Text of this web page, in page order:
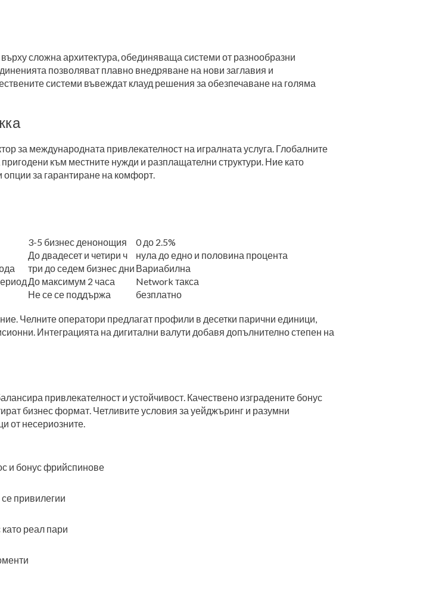
сложна архитектура, обединяваща системи от разнообразни
позволяват плавно внедряване на нови заглавия и
системи въвеждат клауд решения за обезпечаване на голяма
за международната привлекателност на игралната услуга. Глобалните
към местните нужди и разплащателни структури. Ние като
за гарантиране на комфорт.
3-5 бизнес денонощия
0 до 2.5%
До двадесет и четири ч
нула до едно и половина процента
три до седем бизнес дни Вариабилна
До максимум 2 часа
Network такса
Не се се поддържа безплатно
Челните оператори предлагат профили в десетки парични единици,
Интеграцията на дигитални валути добавя допълнително степен на
привлекателност и устойчивост. Качествено изградените бонус
бизнес формат. Четливите условия за уейджъринг и разумни
от несериозните.
и бонус фрийспинове
привилегии
реал пари